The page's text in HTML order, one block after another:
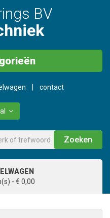
BV
contact
Zoeken
- € 0,00